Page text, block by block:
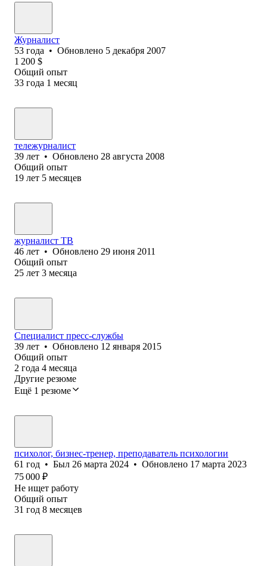
Журналист
53 года • Обновлено 5 декабря 2007
1 200 $
Общий опыт
33 года 1 месяц
тележурналист
39 лет • Обновлено 28 августа 2008
Общий опыт
19 лет 5 месяцев
журналист ТВ
46 лет • Обновлено 29 июня 2011
Общий опыт
25 лет 3 месяца
Специалист пресс-службы
39 лет • Обновлено 12 января 2015
Общий опыт
2 года 4 месяца
Другие резюме
Ещё 1 резюме
психолог, бизнес-тренер, преподаватель психологии
61 год • Был 26 марта 2024 • Обновлено 17 марта 2023
75 000 ₽
Не ищет работу
Общий опыт
31 год 8 месяцев